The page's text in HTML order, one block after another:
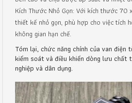
Kích Thước Nhỏ Gọn: Với kích thước
thiết kế nhỏ gọn, phù hợp cho việc tích
không gian hạn chế.
Tóm lại, chức năng chính của van điện
kiểm soát và điều khiển dòng lưu chất
nghiệp và dân dụng.